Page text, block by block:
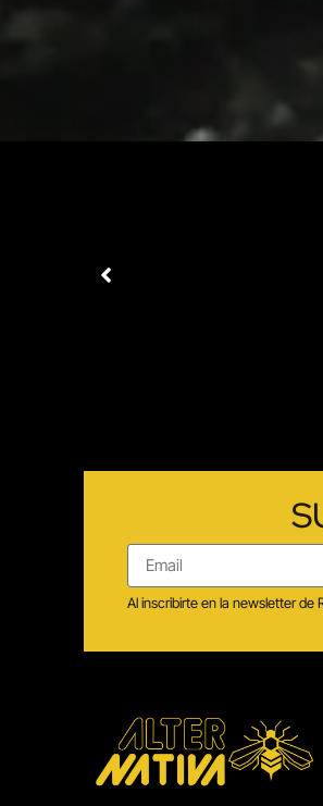
Al inscribirte en la newsletter